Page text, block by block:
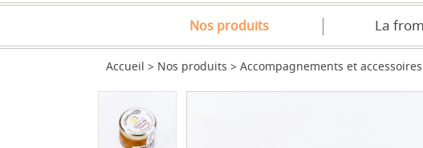
Nos produits La
Accueil Nos produits Accompagnements et accessoires